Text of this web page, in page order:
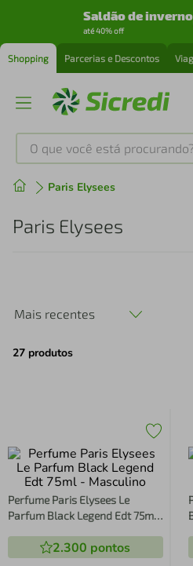
Saldão de inverno
até 40% off
Shopping Parcerias e Descontos
O que você está procurando?
Paris Elysees
Paris Elysees
Mais recentes
27 produtos
Perfume Paris Elysees Le
Parfum Black Legend Edt 75ml
2.300 pontos
Produtos mais buscados
1 tenis
perfume
4º air fryer